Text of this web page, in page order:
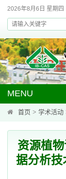
2026年8月6日 星期四
MENU
首页 > 学术活动
资源植
据分析技